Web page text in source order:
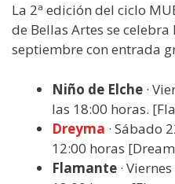
La 2ª edición del ciclo
de Bellas Artes se
septiembre con entrada
Niño de Elche ·
las 18:00 horas.
Dreyma · Sábado
12:00 horas
Flamante ·